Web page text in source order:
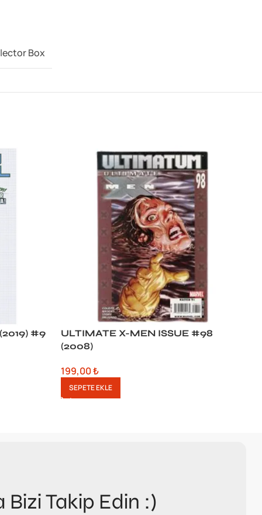
Box
#9
ULTIMATE X-MEN ISSUE #98
(2008)
199,00₺
SEPETE EKLE
Bizi Takip Edin :)